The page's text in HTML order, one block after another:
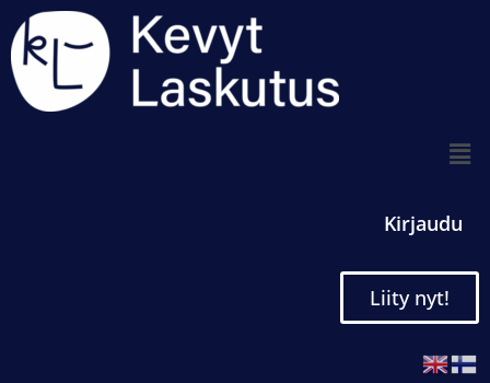
Kirjaudu
Liity nyt!